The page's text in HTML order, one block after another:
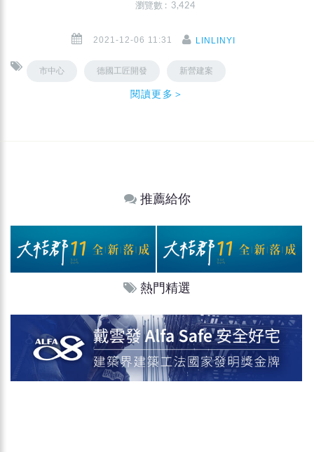
瀏覽數 : 3,424
2021-12-06 11:31 LINLINYI
市中心 德國工匠開發 新營建案
閱讀更多＞
推薦給你
熱門精選